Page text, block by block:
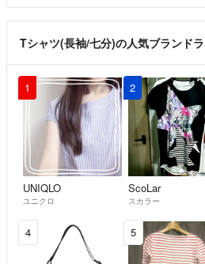
Tシャツ(長袖/七分)の人気ブランド
1
UNIQLO
ユニクロ
2
ScoLar
スカラー
4 5